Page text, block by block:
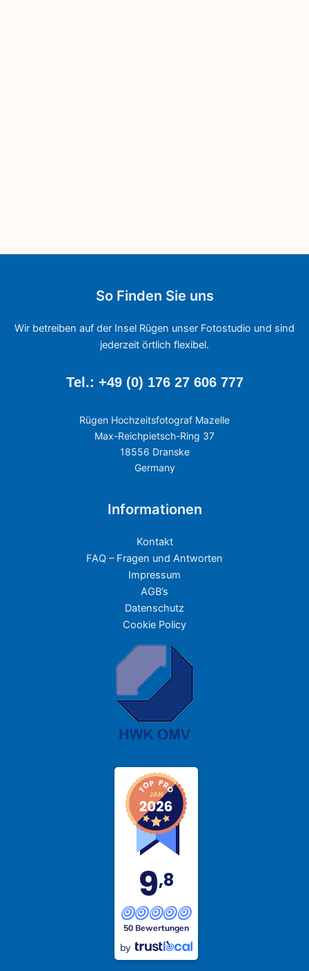
So Finden Sie uns
Wir betreiben auf der Insel Rügen unser Fotostudio und sind
jederzeit örtlich flexibel.
Tel.: +49 (0) 176 27 606 777
Rügen Hochzeitsfotograf Mazelle
Max-Reichpietsch-Ring 37
18556 Dranske
Germany
Informationen
Kontakt
FAQ – Fragen und Antworten
Impressum
AGB’s
Datenschutz
Cookie Policy
9,8
50 Bewertungen
by